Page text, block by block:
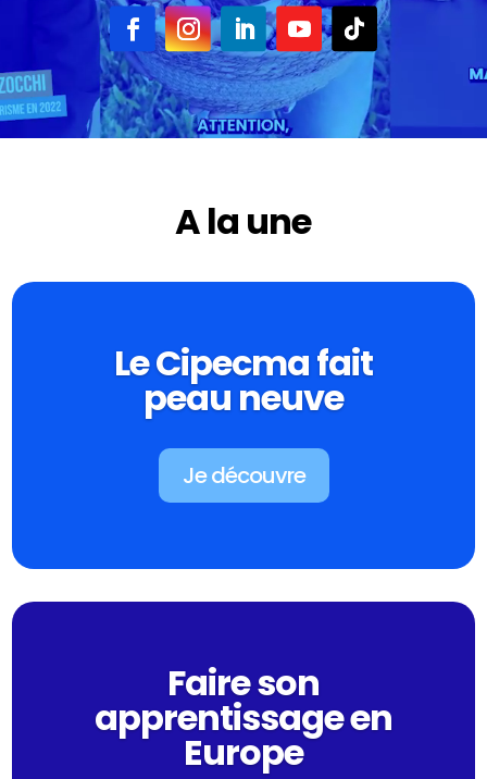
A la une
Le Cipecma fait
peau neuve
Je découvre
Faire son
apprentissage en
Europe